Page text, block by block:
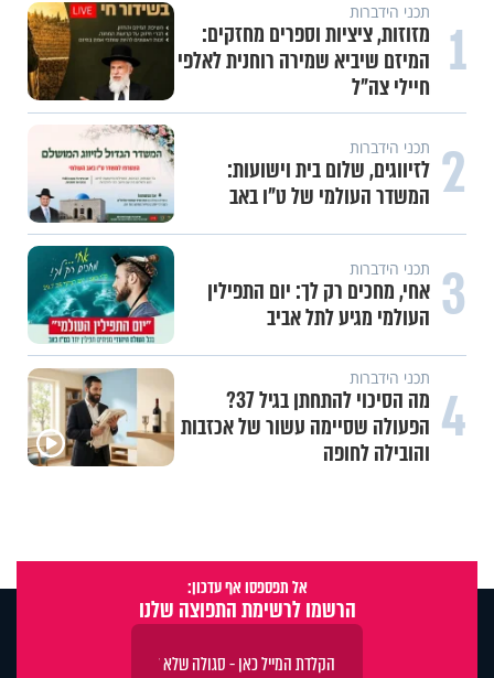
1 תכני הידברות
מזוזות, ציציות וספרים מחזקים:
המיזם שיביא שמירה רוחנית לאלפי
חיילי צה"ל
2 תכני הידברות
לזיווגים, שלום בית וישועות:
המשדר העולמי של ט"ו באב
3 תכני הידברות
אחי, מחכים רק לך: יום התפילין
העולמי מגיע לתל אביב
4 תכני הידברות
מה הסיכוי להתחתן בגיל 37?
הפעולה שסיימה עשור של אכזבות
והובילה לחופה
אל תפספסו אף עדכון:
הרשמו לרשימת התפוצה שלנו